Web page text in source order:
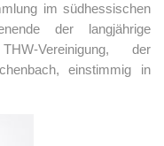
im südhessischen
der langjährige
Vereinigung, der
einstimmig in